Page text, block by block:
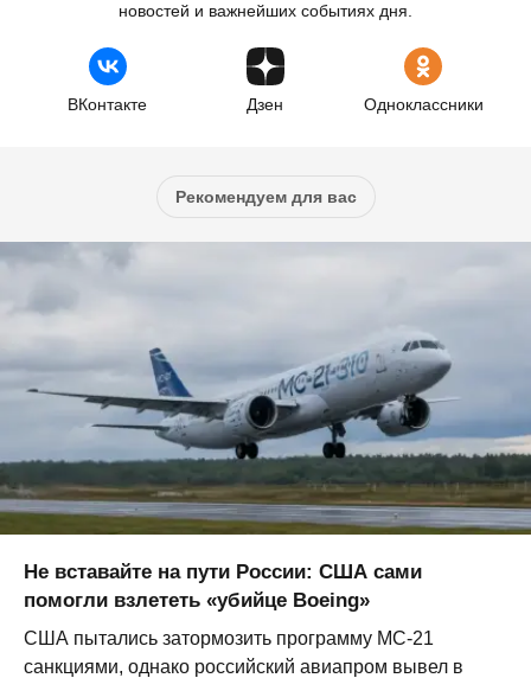
новостей и важнейших событиях дня.
ВКонтакте Дзен Одноклассники
Рекомендуем для вас
Не вставайте на пути России: США сами
помогли взлететь «убийце Boeing»
США пытались затормозить программу МС-21
санкциями, однако российский авиапром вывел в